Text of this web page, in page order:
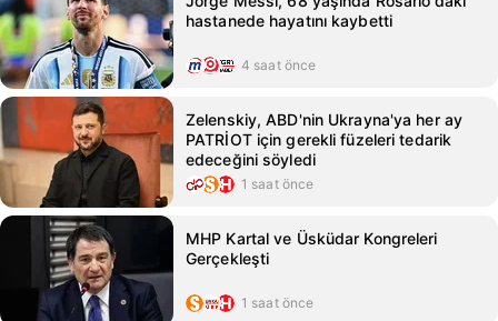
hastanede hayatını kaybetti
4 saat önce
Zelenskiy, ABD'nin Ukrayna'ya her ay
PATRİOT için gerekli füzeleri tedarik
edeceğini söyledi
1 saat önce
MHP Kartal ve Üsküdar Kongreleri
Gerçekleşti
1 saat önce